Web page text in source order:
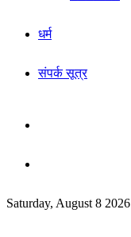
धर्म
संपर्क सूत्र
for
Saturday, August 8 2026